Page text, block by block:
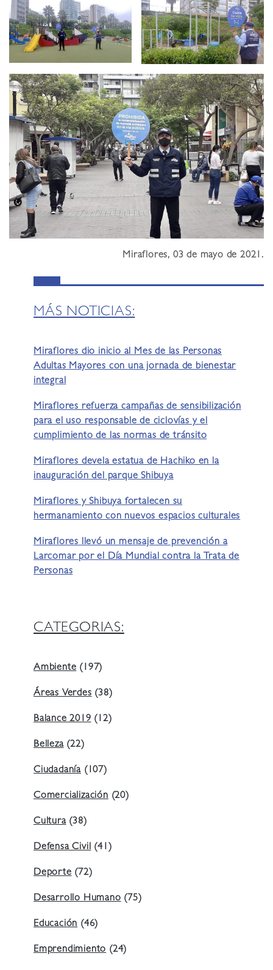
Miraflores, 03 de mayo de 2021.
MÁS NOTICIAS:
Miraflores dio inicio al Mes de las Personas
Adultas Mayores con una jornada de bienestar
integral
Miraflores refuerza campañas de sensibilización
para el uso responsable de ciclovías y el
cumplimiento de las normas de tránsito
Miraflores devela estatua de Hachiko en la
inauguración del parque Shibuya
Miraflores y Shibuya fortalecen su
hermanamiento con nuevos espacios culturales
Miraflores llevó un mensaje de prevención a
Larcomar por el Día Mundial contra la Trata de
Personas
CATEGORIAS:
Ambiente(197)
Áreas Verdes(38)
Balance 2019(12)
Belleza(22)
Ciudadanía (107)
Comercialización(20)
Cultura(38)
Defensa Civil(41)
Deporte(72)
Desarrollo Humano(75)
Educación(46)
Emprendimiento(24)